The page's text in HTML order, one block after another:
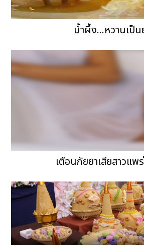
น้ำผึ้ง...หวานเป็น
เตือนภัยยาเสียสาวแพ